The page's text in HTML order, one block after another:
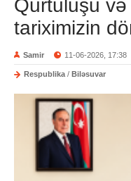
Qurtuluşu
tariximizin
Samir 11-06-2026, 17:38
Respublika / Biləsuvar